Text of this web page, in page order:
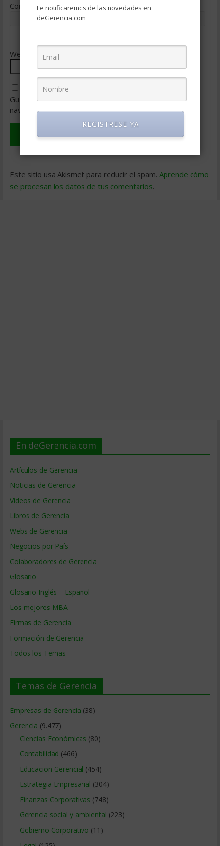
Correo electrónico*
Web
Guarda mi nombre, correo electrónico y web en este
navegador para la próxima vez que comente.
Este sitio usa Akismet para reducir el spam. Aprende cómo
se procesan los datos de tus comentarios.
En deGerencia.com
Artículos de Gerencia
Noticias de Gerencia
Videos de Gerencia
Libros de Gerencia
Webs de Gerencia
Negocios por País
Colaboradores de Gerencia
Glosario
Glosario Inglés – Español
Los mejores MBA
Firmas de Gerencia
Formación de Gerencia
Todos los Temas
Temas de Gerencia
Empresas de Gerencia (38)
Gerencia (9.477)
Ciencias Económicas (80)
Contabilidad (466)
Educacion Gerencial (454)
Estrategia Empresarial (304)
Finanzas Corporativas (748)
Gerencia social y ambiental (223)
Gobierno Corporativo (11)
Le notificaremos de las novedades en
deGerencia.com
REGISTRESE YA